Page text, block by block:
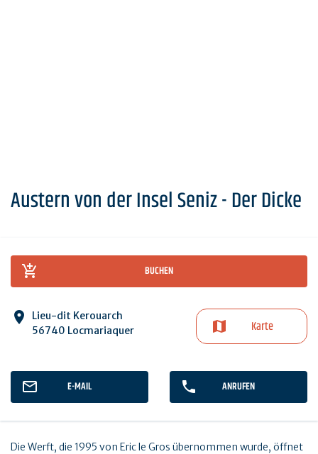
Austern von der Insel Seniz - Der Dicke
BUCHEN
Lieu-dit Kerouarch
56740 Locmariaquer
Karte
E-MAIL ANRUFEN
Die Werft, die 1995 von Eric le Gros übernommen wurde, öffnet